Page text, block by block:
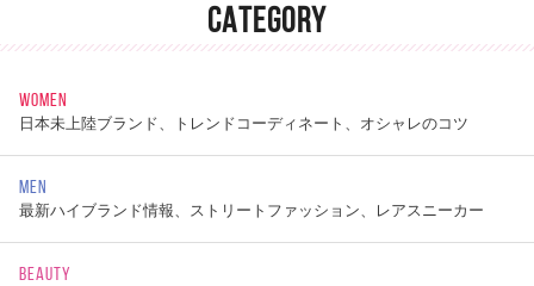
CATEGORY
WOMEN
日本未上陸ブランド、トレンドコーディネート、オシャレのコツ
MEN
最新ハイブランド情報、ストリートファッション、レアスニーカー
BEAUTY